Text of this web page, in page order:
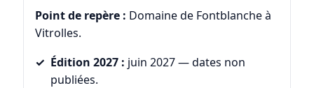
Point de repère : Domaine de Fontblanche à
Vitrolles.
Édition 2027 : juin 2027 — dates non
publiées.